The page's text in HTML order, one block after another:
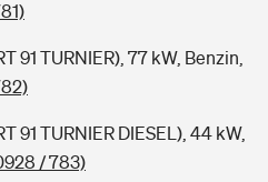
91 TURNIER), 77 kW, Benzin,
91 TURNIER DIESEL), 44 kW,
/ 783)